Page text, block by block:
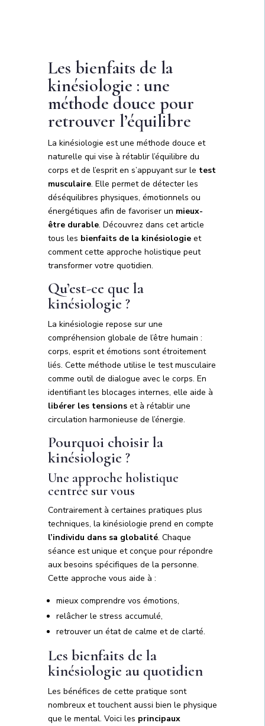
Les bienfaits de la
kinésiologie : une
méthode douce pour
retrouver l’équilibre
La kinésiologie est une méthode douce et
naturelle qui vise à rétablir l’équilibre du
corps et de l’esprit en s’appuyant sur le test
musculaire. Elle permet de détecter les
déséquilibres physiques, émotionnels ou
énergétiques afin de favoriser un mieux-
être durable. Découvrez dans cet article
tous les bienfaits de la kinésiologieet
comment cette approche holistique peut
transformer votre quotidien.
Qu’est-ce que la
kinésiologie ?
La kinésiologie repose sur une
compréhension globale de l’être humain :
corps, esprit et émotions sont étroitement
liés. Cette méthode utilise le test musculaire
comme outil de dialogue avec le corps. En
identifiant les blocages internes, elle aide à
libérer les tensionset à rétablir une
circulation harmonieuse de l’énergie.
Pourquoi choisir la
kinésiologie ?
Une approche holistique
centrée sur vous
Contrairement à certaines pratiques plus
techniques, la kinésiologie prend en compte
l’individu dans sa globalité. Chaque
séance est unique et conçue pour répondre
aux besoins spécifiques de la personne.
Cette approche vous aide à :
mieux comprendre vos émotions,
relâcher le stress accumulé,
retrouver un état de calme et de clarté.
Les bienfaits de la
kinésiologie au quotidien
Les bénéfices de cette pratique sont
nombreux et touchent aussi bien le physique
que le mental. Voici les principaux